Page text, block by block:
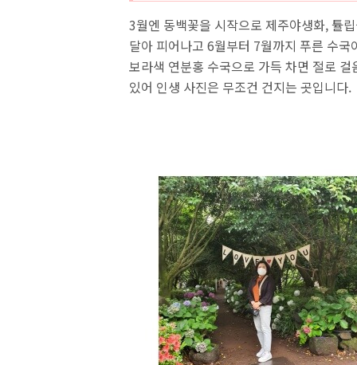
3월엔 동백꽃을 시작으로 제주야생화, 튤
달아 피어나고 6월부터 7월까지 푸른 수
보라색 연분홍 수국으로 가득 차면 절로
있어 인생 사진은 무조건 건지는 곳입니다.